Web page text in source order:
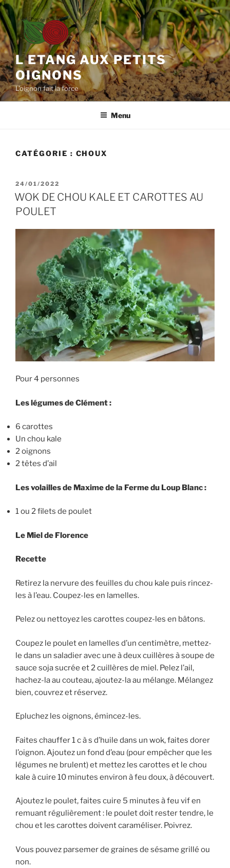
Aller
au
contenu
principal
L ETANG AUX PETITS
OIGNONS
L'oignon fait la force
Menu
CATÉGORIE : CHOUX
PUBLIÉ
LE
24/01/2022
WOK DE CHOU KALE ET CAROTTES AU
POULET
Pour 4 personnes
Les légumes de Clément :
6 carottes
Un chou kale
2 oignons
2 têtes d’ail
Les volailles de Maxime de la Ferme du Loup Blanc :
1 ou 2 filets de poulet
Le Miel de Florence
Recette
Retirez la nervure des feuilles du chou kale puis rincez-
les à l’eau. Coupez-les en lamelles.
Pelez ou nettoyez les carottes coupez-les en bâtons.
Coupez le poulet en lamelles d’un centimètre, mettez-
le dans un saladier avec une à deux cuillères à soupe de
sauce soja sucrée et 2 cuillères de miel. Pelez l’ail,
hachez-la au couteau, ajoutez-la au mélange. Mélangez
bien, couvrez et réservez.
Epluchez les oignons, émincez-les.
Faites chauffer 1 c à s d’huile dans un wok, faites dorer
l’oignon. Ajoutez un fond d’eau (pour empêcher que les
légumes ne brulent) et mettez les carottes et le chou
kale à cuire 10 minutes environ à feu doux, à découvert.
Ajoutez le poulet, faites cuire 5 minutes à feu vif en
remuant régulièrement : le poulet doit rester tendre, le
chou et les carottes doivent caraméliser. Poivrez.
Vous pouvez parsemer de graines de sésame grillé ou
non.